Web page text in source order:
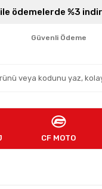
ödemelerde %3
Parçanızın Online Adresi
Güvenli Ödeme
CF MOTO